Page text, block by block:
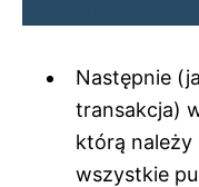
Następnie
transakcja)
którą należy
wszystkie